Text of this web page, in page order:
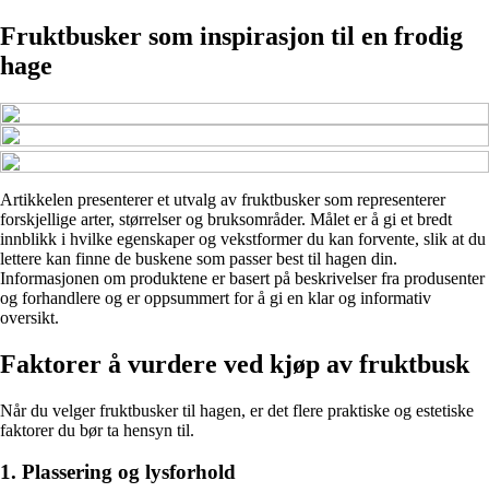
Fruktbusker som inspirasjon til en frodig
hage
Artikkelen presenterer et utvalg av fruktbusker som representerer
forskjellige arter, størrelser og bruksområder. Målet er å gi et bredt
innblikk i hvilke egenskaper og vekstformer du kan forvente, slik at du
lettere kan finne de buskene som passer best til hagen din.
Informasjonen om produktene er basert på beskrivelser fra produsenter
og forhandlere og er oppsummert for å gi en klar og informativ
oversikt.
Faktorer å vurdere ved kjøp av fruktbusk
Når du velger fruktbusker til hagen, er det flere praktiske og estetiske
faktorer du bør ta hensyn til.
1. Plassering og lysforhold